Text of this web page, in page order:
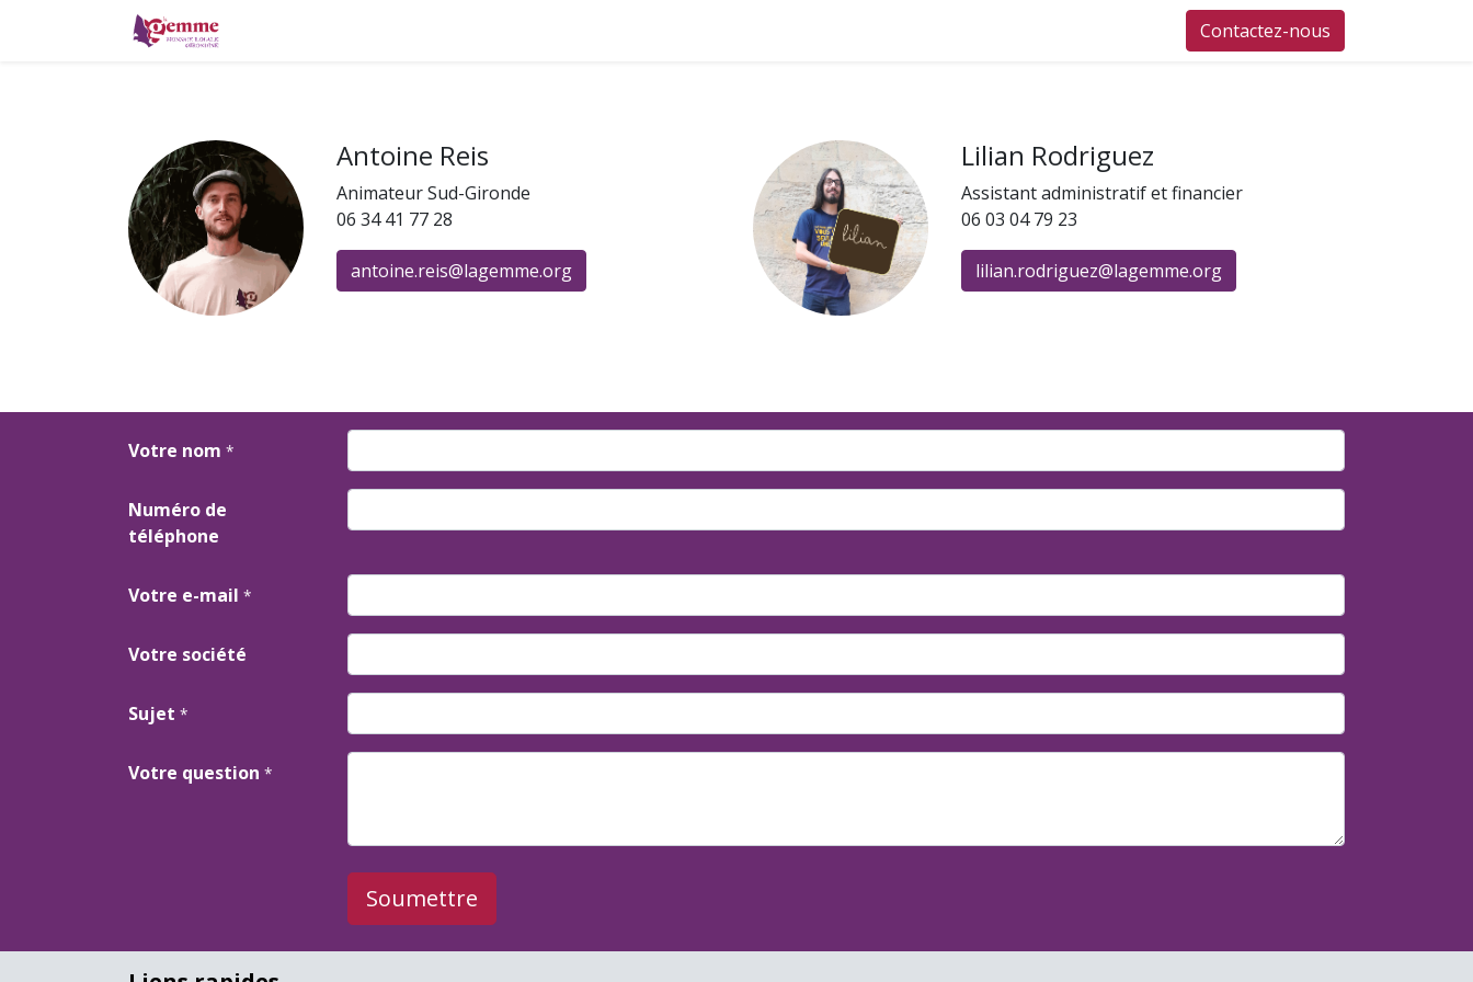
Contact L'association
Contactez-nous
Antoine Reis
Animateur Sud-Gironde
06 34 41 77 28
antoine.reis@lagemme.org
Lilian Rodriguez
Assistant administratif et financier
06 03 04 79 23
lilian.rodriguez@lagemme.org
Votre nom *
Numéro de
téléphone
Votre e-mail *
Votre société
Sujet *
Votre question *
Soumettre